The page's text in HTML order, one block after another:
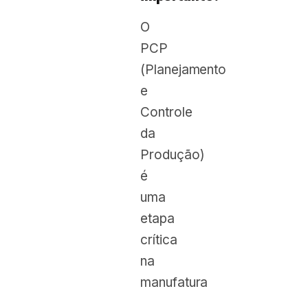
O
PCP
(Planejamento
e
Controle
da
Produção)
é
uma
etapa
crítica
na
manufatura